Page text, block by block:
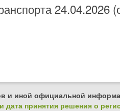
24.04.2026
и иной официальной
дата принятия решения о